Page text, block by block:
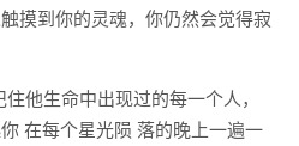
摸到你的灵魂，你仍然会觉得寂
他生命中出现过的每一个人，
在每个星光陨 落的晚上一遍一